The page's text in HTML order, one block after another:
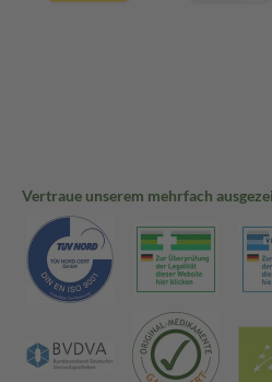
Vertraue unserem mehrfach